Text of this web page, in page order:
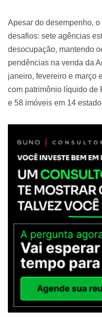
Apesar do desempenho,
desafios: sete agências
desocupação, mantendo
pendências na venda da
janeiro, fevereiro e março
com patrimônio líquido de
e 58 imóveis em 14